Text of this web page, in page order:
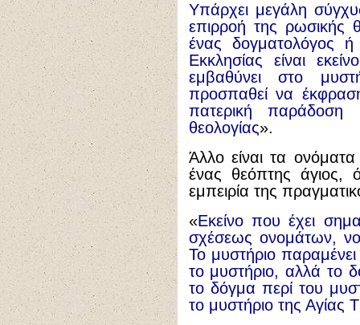
Υπάρχει μεγάλη
επιρροή της ρωσικής
ένας δογματολόγος
Εκκλησίας είναι
εμβαθύνει στο
προσπαθεί να
πατερική παράδοση
θεολογίας».
Άλλο είναι τα
ένας θεόπτης άγιος,
εμπειρία της
«Εκείνο που έχει
σχέσεως ονομάτων,
Το μυστήριο
το μυστήριο, αλλά το
το δόγμα περί του
το μυστήριο της Αγίας